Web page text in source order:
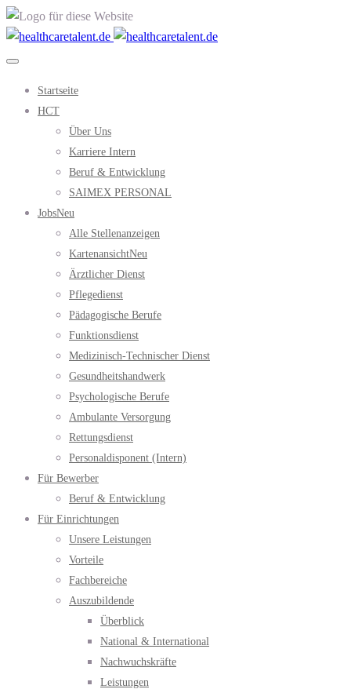
Startseite
HCT
Über Uns
Karriere Intern
Beruf & Entwicklung
SAIMEX PERSONAL
JobsNeu
Alle Stellenanzeigen
KartenansichtNeu
Ärztlicher Dienst
Pflegedienst
Pädagogische Berufe
Funktionsdienst
Medizinisch-Technischer Dienst
Gesundheitshandwerk
Psychologische Berufe
Ambulante Versorgung
Rettungsdienst
Personaldisponent (Intern)
Für Bewerber
Beruf & Entwicklung
Für Einrichtungen
Unsere Leistungen
Vorteile
Fachbereiche
Auszubildende
Überblick
National & International
Nachwuchskräfte
Leistungen